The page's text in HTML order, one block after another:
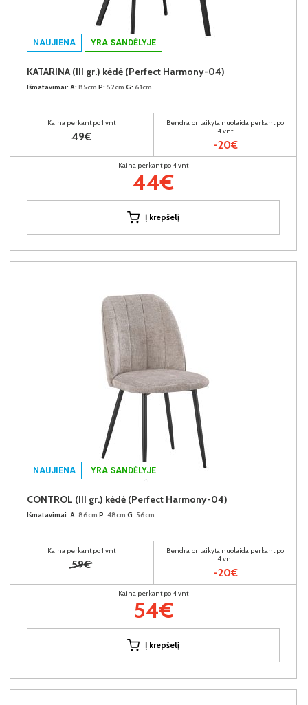
NAUJIENA YRA SANDĖLYJE
KATARINA (III gr.) kėdė (Perfect Harmony-04)
Išmatavimai: A: 85cm P: 52cm G: 61cm
Kaina perkant po 1 vnt
49€
Bendra pritaikyta nuolaida perkant po
4 vnt
-20€
Kaina perkant po 4 vnt
44€
Į krepšelį
NAUJIENA YRA SANDĖLYJE
CONTROL (III gr.) kėdė (Perfect Harmony-04)
Išmatavimai: A: 86cm P: 48cm G: 56cm
Kaina perkant po 1 vnt
59€
Bendra pritaikyta nuolaida perkant po
4 vnt
-20€
Kaina perkant po 4 vnt
54€
Į krepšelį